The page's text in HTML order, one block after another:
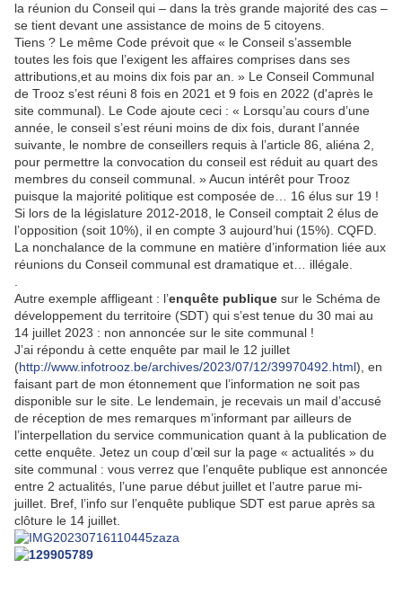
la réunion du Conseil qui – dans la très grande majorité des cas –
se tient devant une assistance de moins de 5 citoyens.
Tiens ? Le même Code prévoit que « le Conseil s’assemble
toutes les fois que l’exigent les affaires comprises dans ses
attributions,et au moins dix fois par an. » Le Conseil Communal
de Trooz s’est réuni 8 fois en 2021 et 9 fois en 2022 (d'après le
site communal). Le Code ajoute ceci : « Lorsqu’au cours d’une
année, le conseil s’est réuni moins de dix fois, durant l’année
suivante, le nombre de conseillers requis à l’article 86, aliéna 2,
pour permettre la convocation du conseil est réduit au quart des
membres du conseil communal. » Aucun intérêt pour Trooz
puisque la majorité politique est composée de… 16 élus sur 19 !
Si lors de la législature 2012-2018, le Conseil comptait 2 élus de
l’opposition (soit 10%), il en compte 3 aujourd’hui (15%). CQFD.
La nonchalance de la commune en matière d’information liée aux
réunions du Conseil communal est dramatique et… illégale.
Autre exemple affligeant : l’enquête publique sur le Schéma de
développement du territoire (SDT) qui s’est tenue du 30 mai au
14 juillet 2023 : non annoncée sur le site communal !
J’ai répondu à cette enquête par mail le 12 juillet
(http://www.infotrooz.be/archives/2023/07/12/39970492.html), en
faisant part de mon étonnement que l’information ne soit pas
disponible sur le site. Le lendemain, je recevais un mail d’accusé
de réception de mes remarques m’informant par ailleurs de
l’interpellation du service communication quant à la publication de
cette enquête. Jetez un coup d’œil sur la page « actualités » du
site communal : vous verrez que l’enquête publique est annoncée
entre 2 actualités, l’une parue début juillet et l’autre parue mi-
juillet. Bref, l’info sur l’enquête publique SDT est parue après sa
clôture le 14 juillet.